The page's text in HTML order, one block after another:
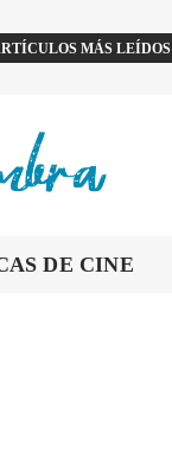
MÁS LEÍDOS
DE CINE